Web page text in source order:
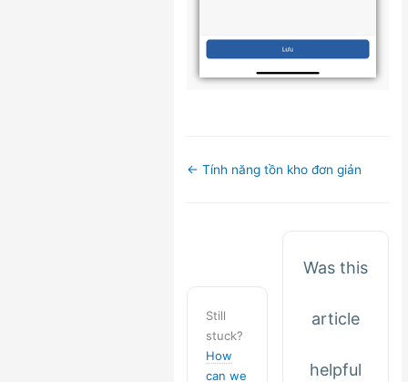
Doc
← Tính năng tồn kho đơn giản
Still
stuck?
How
can we
Was this
article
helpful